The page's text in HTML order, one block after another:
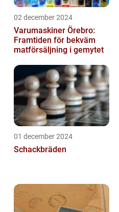
02 december 2024
Varumaskiner Örebro:
Framtiden för bekväm
matförsäljning i gemytet
01 december 2024
Schackbräden